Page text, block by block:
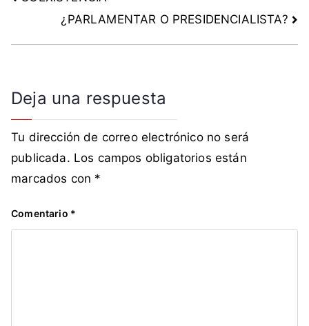
¿PARLAMENTAR O PRESIDENCIALISTA?
Deja una respuesta
Tu dirección de correo electrónico no será
publicada. Los campos obligatorios están
marcados con *
Comentario *